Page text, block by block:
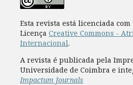
Esta revista está licenciada com
Licença Creative Commons -
Internacional.
A revista é publicada pela
Universidade de Coimbra e
Impactum Journals